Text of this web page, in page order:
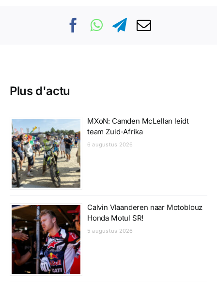
Plus d'actu
MXoN: Camden McLellan leidt
team Zuid-Afrika
6 augustus 2026
Calvin Vlaanderen naar Motoblouz
Honda Motul SR!
5 augustus 2026